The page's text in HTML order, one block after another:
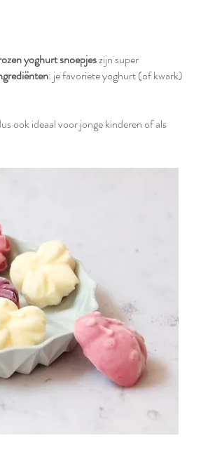
yoghurt snoepjeszijn super
: je favoriete yoghurt (of kwark)
ook ideaal voor jonge kinderen of als